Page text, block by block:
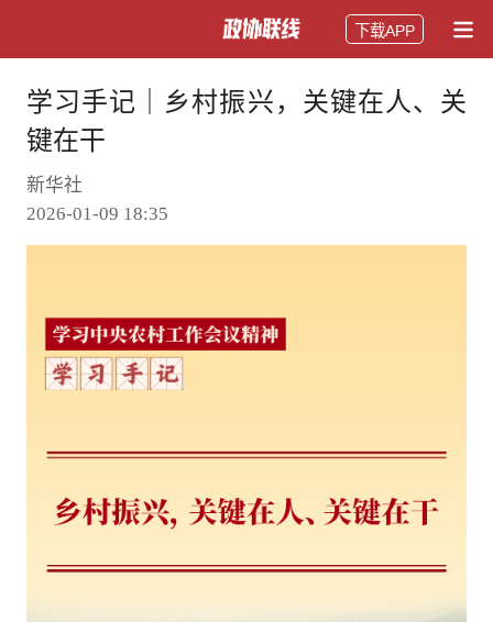
下载APP
学习手记｜乡村振兴，关键在人、关
键在干
新华社
2026-01-09 18:35